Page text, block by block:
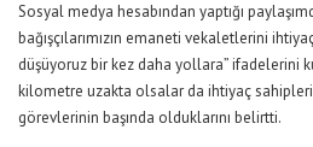
Sosyal medya hesabından yaptığı
bağışçılarımızın emaneti vekaletlerini
düşüyoruz bir kez daha yollara” ifadelerini
kilometre uzakta olsalar da ihtiyaç
görevlerinin başında olduklarını belirtti.